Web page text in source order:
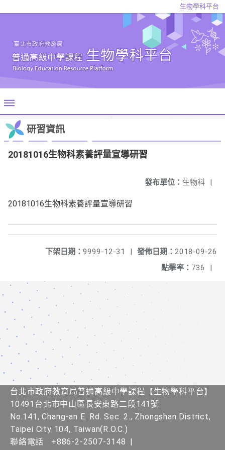
生物學科平台
研習資訊
20181016生物科素養評量宣導研習
發布單位： 生物科 |
20181016生物科素養評量宣導研習
發佈日期： 2018-09-26
下架日期： 9999-12-31
|
點擊率： 736 |
台北市政府教育局普通高級中學課程​【生物學科平台】
10491台北市中山區長安東路二段141號
No.141, Chang-an E. Rd. Sec. 2., Zhongshan District,
Taipei City 104, Taiwan(R.O.C.)
聯絡電話
+886-2-2507-3148 |